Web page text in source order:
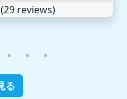
(29 reviews)
る